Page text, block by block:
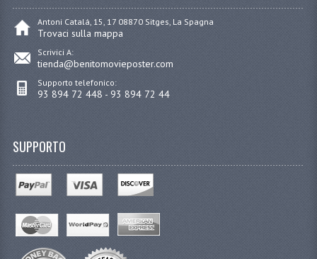
Antoni Catalá, 15, 17 08870 Sitges, La Spagna
Trovaci sulla mappa
Scrivici A:
tienda@benitomovieposter.com
Supporto telefonico:
93 894 72 448 - 93 894 72 44
SUPPORTO